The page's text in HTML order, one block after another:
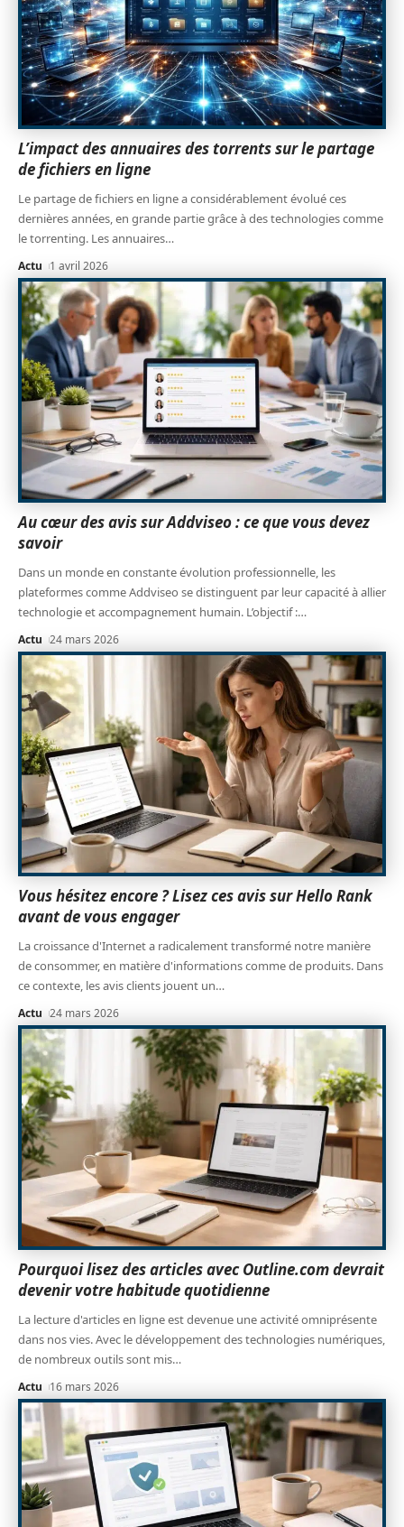
L’impact des annuaires des torrents sur le partage
de fichiers en ligne
Le partage de fichiers en ligne a considérablement évolué ces
dernières années, en grande partie grâce à des technologies comme
le torrenting. Les annuaires…
Actu 1 avril 2026
Au cœur des avis sur Addviseo : ce que vous devez
savoir
Dans un monde en constante évolution professionnelle, les
plateformes comme Addviseo se distinguent par leur capacité à allier
technologie et accompagnement humain. L’objectif :…
Actu 24 mars 2026
Vous hésitez encore ? Lisez ces avis sur Hello Rank
avant de vous engager
La croissance d'Internet a radicalement transformé notre manière
de consommer, en matière d'informations comme de produits. Dans
ce contexte, les avis clients jouent un…
Actu 24 mars 2026
Pourquoi lisez des articles avec Outline.com devrait
devenir votre habitude quotidienne
La lecture d'articles en ligne est devenue une activité omniprésente
dans nos vies. Avec le développement des technologies numériques,
de nombreux outils sont mis…
Actu 16 mars 2026